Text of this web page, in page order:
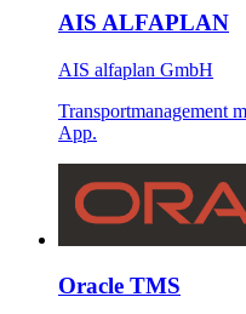
AIS ALFAPLAN
AIS alfaplan GmbH
Transportmanagement
App.
Oracle TMS